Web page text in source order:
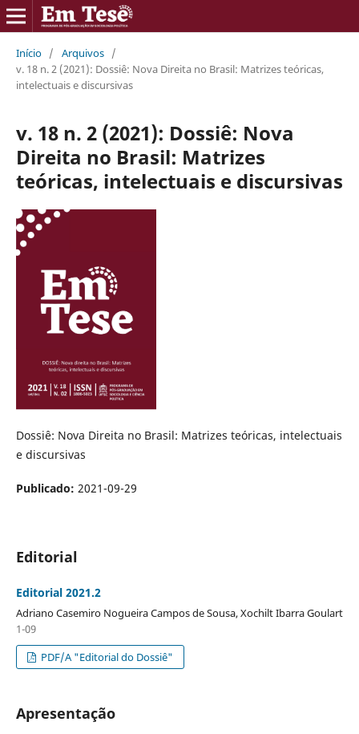
Início / Arquivos /
v. 18 n. 2 (2021): Dossiê: Nova Direita no Brasil: Matrizes teóricas,
intelectuais e discursivas
v. 18 n. 2 (2021): Dossiê: Nova
Direita no Brasil: Matrizes
teóricas, intelectuais e discursivas
Dossiê: Nova Direita no Brasil: Matrizes teóricas, intelectuais
e discursivas
Publicado: 2021-09-29
Editorial
Editorial 2021.2
Adriano Casemiro Nogueira Campos de Sousa, Xochilt Ibarra Goulart
1-09
PDF/A "Editorial do Dossiê"
Apresentação